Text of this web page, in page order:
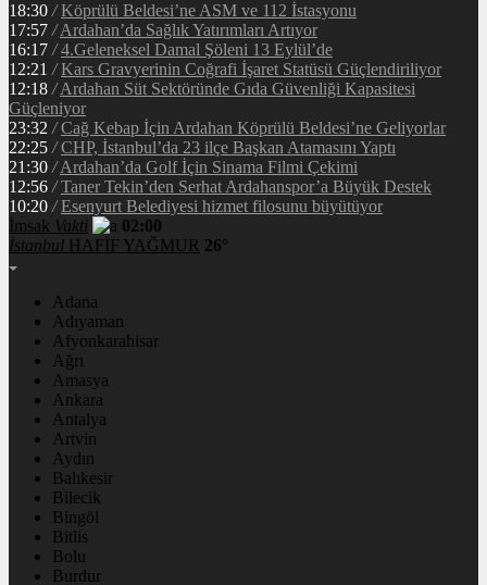
18:30 / Köprülü Beldesi’ne ASM ve 112 İstasyonu
17:57 / Ardahan’da Sağlık Yatırımları Artıyor
16:17 / 4.Geleneksel Damal Şöleni 13 Eylül’de
12:21 / Kars Gravyerinin Coğrafi İşaret Statüsü Güçlendiriliyor
12:18 / Ardahan Süt Sektöründe Gıda Güvenliği Kapasitesi
Güçleniyor
23:32 / Cağ Kebap İçin Ardahan Köprülü Beldesi’ne Geliyorlar
22:25 / CHP, İstanbul’da 23 ilçe Başkan Atamasını Yaptı
21:30 / Ardahan’da Golf İçin Sinama Filmi Çekimi
12:56 / Taner Tekin’den Serhat Ardahanspor’a Büyük Destek
10:20 / Esenyurt Belediyesi hizmet filosunu büyütüyor
İmsak Vakti
02:00
İstanbul HAFİF YAĞMUR 26°
Adana
Adıyaman
Afyonkarahisar
Ağrı
Amasya
Ankara
Antalya
Artvin
Aydın
Balıkesir
Bilecik
Bingöl
Bitlis
Bolu
Burdur